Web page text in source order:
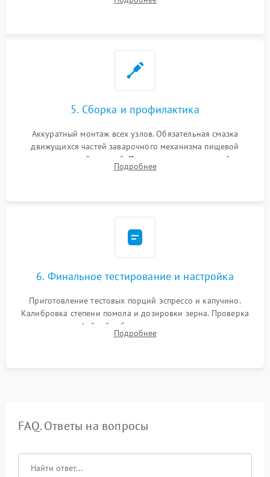
ring) и тефлоновых трубок для надежного устранения
5. Сборка и профилактика
Аккуратный монтаж всех узлов. Обязательная смазка
движущихся частей заварочного механизма пищевой
силиконовой смазкой. Проведение программной
декальцинации и очистки системы от кофейных масел.
Подробнее
6. Финальное тестирование и настройка
Приготовление тестовых порций эспрессо и капучино.
Калибровка степени помола и дозировки зерна. Проверка
плотности кофейной таблетки, температуры напитка и
качества молочной пены. Контроль отсутствия посторонних
Подробнее
FAQ. Ответы на вопросы